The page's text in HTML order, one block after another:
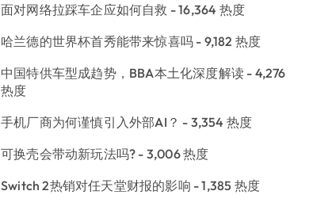
面对网络拉踩车企应如何自救 - 16,364 热度
哈兰德的世界杯首秀能带来惊喜吗 - 9,182 热度
中国特供车型成趋势，BBA本土化深度解读 - 4,276
热度
手机厂商为何谨慎引入外部AI？ - 3,354 热度
可换壳会带动新玩法吗? - 3,006 热度
Switch 2热销对任天堂财报的影响 - 1,385 热度